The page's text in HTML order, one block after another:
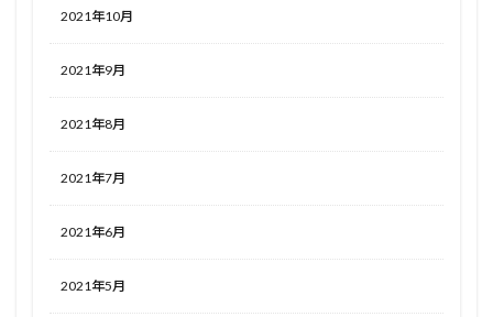
2021年10月
2021年9月
2021年8月
2021年7月
2021年6月
2021年5月